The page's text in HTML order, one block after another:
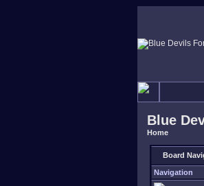
Blue
Home
Board
Navigation